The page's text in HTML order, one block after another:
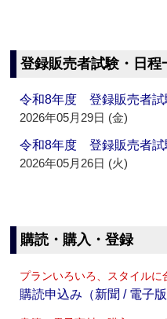
登録販売者試験・日程
令和8年度 登録販売者
2026年05月29日 (金)
令和8年度 登録販売者
2026年05月26日 (火)
購読・購入・登録
プランいろいろ、スタイルに
購読申込み（新聞 / 電子版